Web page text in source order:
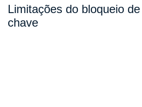
Limitações do bloqueio
chave